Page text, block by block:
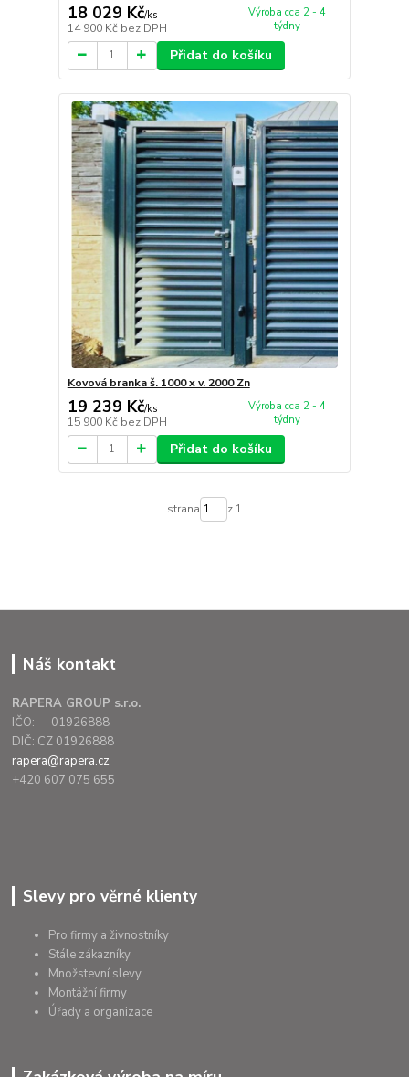
18 029 Kč/ks
14 900 Kč bez DPH
Výroba cca 2 - 4
týdny
Přidat do košíku
Kovová branka š. 1000 x v. 2000 Zn
19 239 Kč/ks
15 900 Kč bez DPH
Výroba cca 2 - 4
týdny
Přidat do košíku
strana z 1
Náš kontakt
RAPERA GROUP s.r.o.
IČO: 01926888
DIČ: CZ 01926888
rapera@rapera.cz
+420 607 075 655
Slevy pro věrné klienty
Pro firmy a živnostníky
Stále zákazníky
Množstevní slevy
Montážní firmy
Úřady a organizace